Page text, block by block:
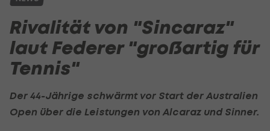
Rivalität von "Sincaraz"
laut Federer "großartig für
Tennis"
Der 44-Jährige schwärmt vor Start der Australien
Open über die Leistungen von Alcaraz und Sinner.